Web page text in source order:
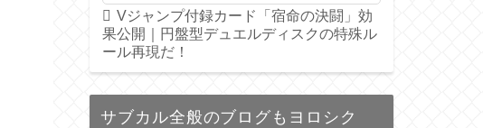
Vジャンプ付録カード「宿命の決闘」効
果公開｜円盤型デュエルディスクの特殊ル
ール再現だ！
サブカル全般のブログもヨロシク